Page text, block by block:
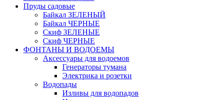
Пруды садовые
Байкал ЗЕЛЕНЫЙ
Байкал ЧЕРНЫЕ
Скиф ЗЕЛЕНЫЕ
Скиф ЧЕРНЫЕ
ФОНТАНЫ И ВОДОЕМЫ
Аксессуары для водоемов
Генераторы тумана
Электрика и розетки
Водопады
Изливы для водопадов